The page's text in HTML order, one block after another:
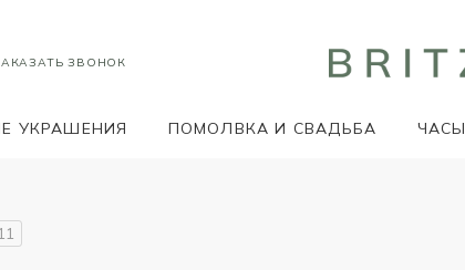
ЗВОНОК
УКРАШЕНИЯ ПОМОЛВКА И СВАДЬБА ЧАСЫ
11